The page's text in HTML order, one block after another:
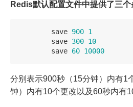
Redis默认配置文件中提供了三个
save 900 1
save 300 10
save 60 10000
分别表示900秒（15分钟）内有1
钟）内有10个更改以及60秒内有